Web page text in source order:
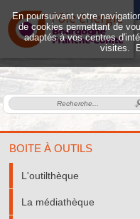
BOITE À OUTILS
L'outilthèque
La médiathèque
En poursuivant votre
de cookies permettant de
adaptés à vos centres
visites.